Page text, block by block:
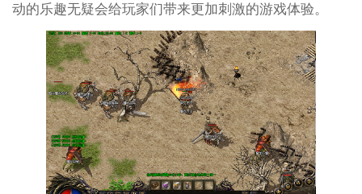
动的乐趣无疑会给玩家们带来更加刺激的游戏体验。